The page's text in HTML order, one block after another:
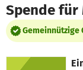
Spende
Gemeinnützige